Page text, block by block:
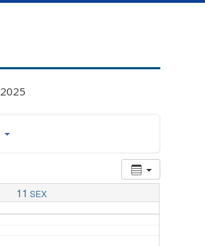
2025
11 SEX